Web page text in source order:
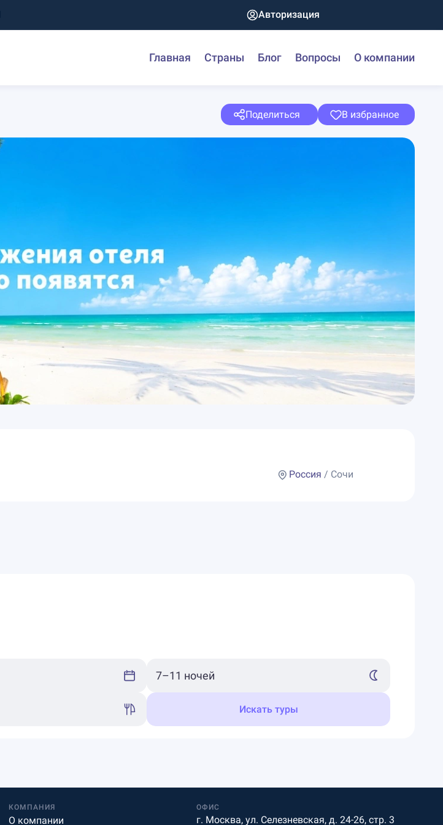
Авторизация
Главная Страны Блог Вопросы О компании
Поделиться В избранное
Россия / Сочи
Искать туры
КОМПАНИЯ
О компании
ОФИС
г. Москва, ул. Селезневская, д. 24-26, стр. 3